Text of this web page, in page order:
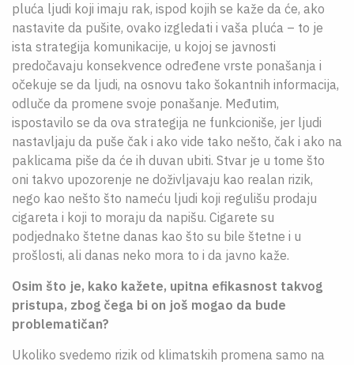
pluća ljudi koji imaju rak, ispod kojih se kaže da će, ako
nastavite da pušite, ovako izgledati i vaša pluća – to je
ista strategija komunikacije, u kojoj se javnosti
predočavaju konsekvence određene vrste ponašanja i
očekuje se da ljudi, na osnovu tako šokantnih informacija,
odluče da promene svoje ponašanje. Međutim,
ispostavilo se da ova strategija ne funkcioniše, jer ljudi
nastavljaju da puše čak i ako vide tako nešto, čak i ako na
paklicama piše da će ih duvan ubiti. Stvar je u tome što
oni takvo upozorenje ne doživljavaju kao realan rizik,
nego kao nešto što nameću ljudi koji regulišu prodaju
cigareta i koji to moraju da napišu. Cigarete su
podjednako štetne danas kao što su bile štetne i u
prošlosti, ali danas neko mora to i da javno kaže.
Osim što je, kako kažete, upitna efikasnost takvog
pristupa, zbog čega bi on još mogao da bude
problematičan?
Ukoliko svedemo rizik od klimatskih promena samo na